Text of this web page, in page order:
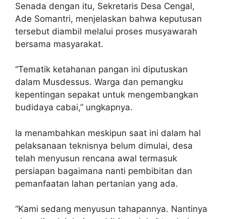
Senada dengan itu, Sekretaris Desa Cengal,
Ade Somantri, menjelaskan bahwa keputusan
tersebut diambil melalui proses musyawarah
bersama masyarakat.
“Tematik ketahanan pangan ini diputuskan
dalam Musdessus. Warga dan pemangku
kepentingan sepakat untuk mengembangkan
budidaya cabai,” ungkapnya.
Ia menambahkan meskipun saat ini dalam hal
pelaksanaan teknisnya belum dimulai, desa
telah menyusun rencana awal termasuk
persiapan bagaimana nanti pembibitan dan
pemanfaatan lahan pertanian yang ada.
“Kami sedang menyusun tahapannya. Nantinya